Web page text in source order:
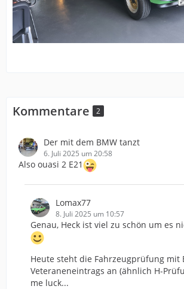
Kommentare 2
Der mit dem BMW tanzt
6. Juli 2025 um 20:58
Also ouasi 2 E21
Lomax77
8. Juli 2025 um 10:57
Genau, Heck ist viel zu schön um es
Heute steht die Fahrzeugprüfung mit
Veteraneneintrags an (ähnlich H-
me luck...